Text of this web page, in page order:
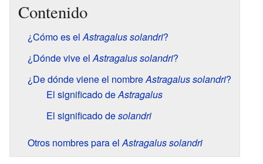
Contenido
¿Cómo es elAstragalus solandri?
¿Dónde vive elAstragalus solandri?
¿De dónde viene el nombreAstragalus solandri?
El significado deAstragalus
El significado desolandri
Otros nombres para elAstragalus solandri